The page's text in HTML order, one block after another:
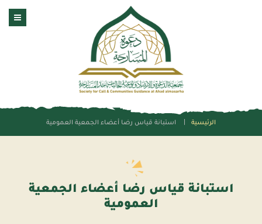
الرئيسية استبانة قياس رضا أعضاء الجمعية العمومية
استبانة قياس رضا أعضاء الجمعية
العمومية